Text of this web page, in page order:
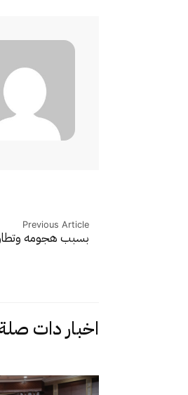
Previous Article
بسبب هجومه
اخبار دات